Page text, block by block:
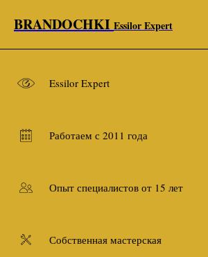
BRANDOCHKI Essilor Expert
Essilor Expert
Работаем с 2011 года
Опыт специалистов от 15 лет
Собственная мастерская